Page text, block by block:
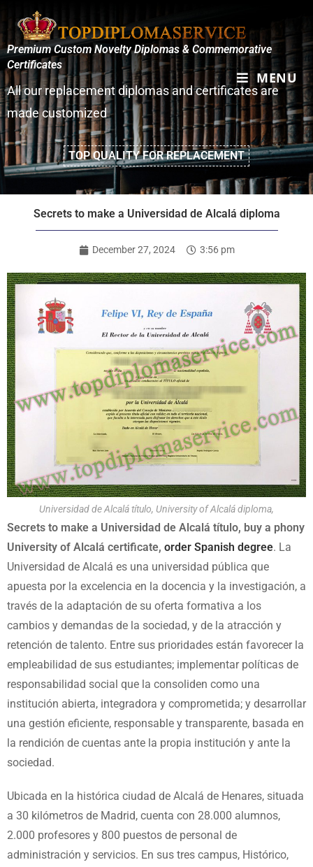
MENU
Premium Custom Novelty Diplomas & Commemorative
Certificates
All our replacement diplomas and certificates are
made customized
TOP QUALITY FOR REPLACEMENT
Secrets to make a Universidad de Alcalá diploma
December 27, 2024 3:56 pm
Universidad de Alcalá título, University of Alcalá diploma,
Secrets to make a Universidad de Alcalá título, buy a phony
University of Alcalá certificate, order Spanish degree. La
Universidad de Alcalá es una universidad pública que
apuesta por la excelencia en la docencia y la investigación, a
través de la adaptación de su oferta formativa a los
cambios y demandas de la sociedad, y de la atracción y
retención de talento. Entre sus prioridades están favorecer la
empleabilidad de sus estudiantes; implementar políticas de
responsabilidad social que la consoliden como una
institución abierta, integradora y comprometida; y desarrollar
una gestión eficiente, responsable y transparente, basada en
la rendición de cuentas ante la propia institución y ante la
sociedad.
Ubicada en la histórica ciudad de Alcalá de Henares, situada
a 30 kilómetros de Madrid, cuenta con 28.000 alumnos,
2.000 profesores y 800 puestos de personal de
administración y servicios. En sus tres campus, Histórico,